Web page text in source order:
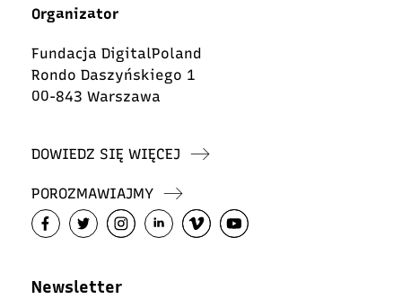
Organizator
Fundacja DigitalPoland
Rondo Daszyńskiego 1
00-843 Warszawa
DOWIEDZ SIĘ WIĘCEJ
POROZMAWIAJMY
Newsletter